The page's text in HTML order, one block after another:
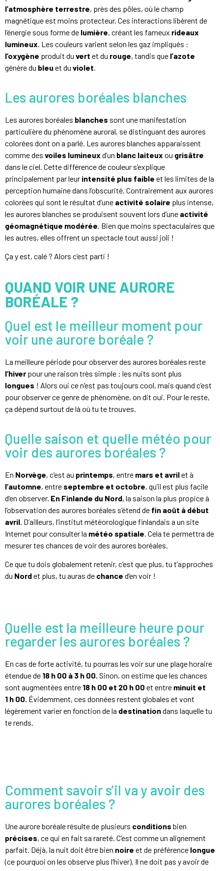
l’atmosphère terrestre, près des pôles, où le champ
magnétique est moins protecteur. Ces interactions libèrent de
l’énergie sous forme de lumière, créant les fameux rideaux
lumineux . Les couleurs varient selon les gaz impliqués :
l’oxygène produit du vert et du rouge, tandis que l’azote
génère du bleu et du violet
Les aurores boréales blanches
Les aurores boréales blanches sont une manifestation
particulière du phénomène auroral, se distinguant des aurores
colorées dont on a parlé. Les aurores blanches apparaissent
comme des voiles lumineux d’un blanc laiteux ou grisâtre
dans le ciel. Cette différence de couleur s’explique
principalement par leur intensité plus faible et les limites de la
perception humaine dans l’obscurité. Contrairement aux aurores
colorées qui sont le résultat d’une activité solaire plus intense,
les aurores blanches se produisent souvent lors d’une activité
géomagnétique modérée. Bien que moins spectaculaires que
les autres, elles offrent un spectacle tout aussi joli !
Ça y est, calé ? Alors c’est parti !
QUAND VOIR UNE AURORE
BORÉALE ?
Quel est le meilleur moment pour
voir une aurore boréale ?
La meilleure période pour observer des aurores boréales reste
l’hiver pour une raison très simple : les nuits sont plus
longues ! Alors oui ce n’est pas toujours cool, mais quand c’est
pour observer ce genre de phénomène, on dit oui. Pour le reste,
ça dépend surtout de là où tu te trouves.
Quelle saison et quelle météo pour
voir des aurores boréales ?
En Norvège, c’est au printemps, entre mars et avrilet à
l’automne, entre septembre et octobre, qu’il est plus facile
d’en observer. En Finlande du Nord, la saison la plus propice à
l’observation des aurores boréales s’étend de fin août à début
avril. D’ailleurs, l’institut météorologique finlandais a un site
Internet pour consulter la météo spatiale. Cela te permettra de
mesurer tes chances de voir des aurores boréales.
Ce que tu dois globalement retenir, c’est que plus, tu t’approches
du Nordet plus, tu auras de chance d’en voir !
Quelle est la meilleure heure pour
regarder les aurores boréales ?
En cas de forte activité, tu pourras les voir sur une plage horaire
étendue de 18 h 00 à 3 h 00. Sinon, on estime que les chances
sont augmentées entre 18 h 00 et 20 h 00 et entre minuit et
1 h 00. Évidemment, ces données restent globales et vont
légèrement varier en fonction de la destinationdans laquelle tu
te rends.
Comment savoir s’il va y avoir des
aurores boréales ?
Une aurore boréale résulte de plusieurs conditions bien
précises, ce qui en fait sa rareté. C’est comme un alignement
parfait. Déjà, la nuit doit être bien noire et de préférence longue
(ce pourquoi on les observe plus l’hiver). Il ne doit pas y avoir de